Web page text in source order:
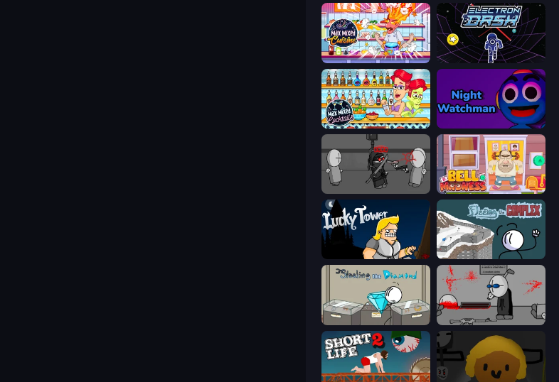
Max Mixed Cuisine Electron Dash
Max Mixed Cocktails
Madness Project Nexus Bell Madness
Lucky Tower Fleeing the Complex
Stealing the Diamond Madness Deathwish